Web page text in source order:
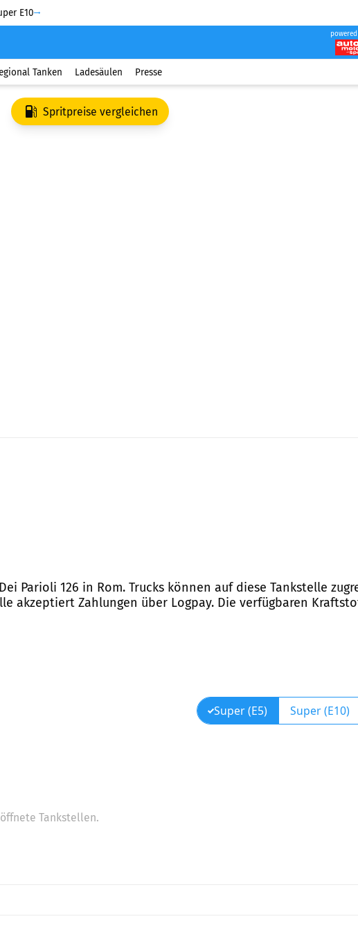
E10
Tanken Ladesäulen Presse
Spritpreise vergleichen
Parioli 126 in Rom. Trucks können auf diese Tankstelle
akzeptiert Zahlungen über Logpay. Die verfügbaren
Super (E5) Super (E10)
Tankstellen.